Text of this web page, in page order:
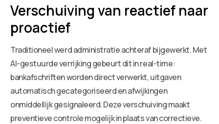
Verschuiving van reactief naar
proactief
Traditioneel werd administratie achteraf bijgewerkt. Met
AI-gestuurde verrijking gebeurt dit in real-time:
bankafschriften worden direct verwerkt, uitgaven
automatisch gecategoriseerd en afwijkingen
onmiddellijk gesignaleerd. Deze verschuiving maakt
preventieve controle mogelijk in plaats van correctieve.